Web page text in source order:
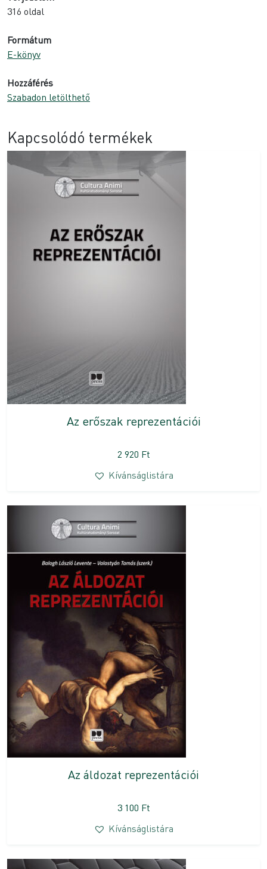
316 oldal
Formátum
E-könyv
Hozzáférés
Szabadon letölthető
Kapcsolódó termékek
Az erőszak reprezentációi
2 920 Ft
Kívánságlistára
Az áldozat reprezentációi
3 100 Ft
Kívánságlistára